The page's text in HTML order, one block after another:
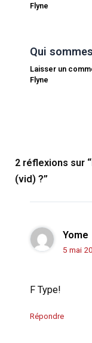
Flyne
Qui
Laisser un
Flyne
2 réflexions sur
(vid) ?”
Yome
5 mai
F Type!
Répondre